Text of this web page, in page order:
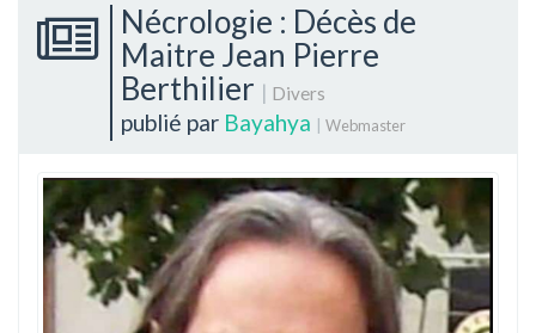
Nécrologie : Décès de
Maitre Jean Pierre
Berthilier | Divers
publié par Bayahya | Webmaster